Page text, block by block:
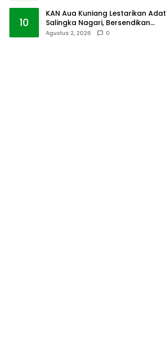
10
KAN Aua Kuniang Lestarikan Adat
Salingka Nagari, Bersendikan
Kitabullah
Agustus 2, 2026 0